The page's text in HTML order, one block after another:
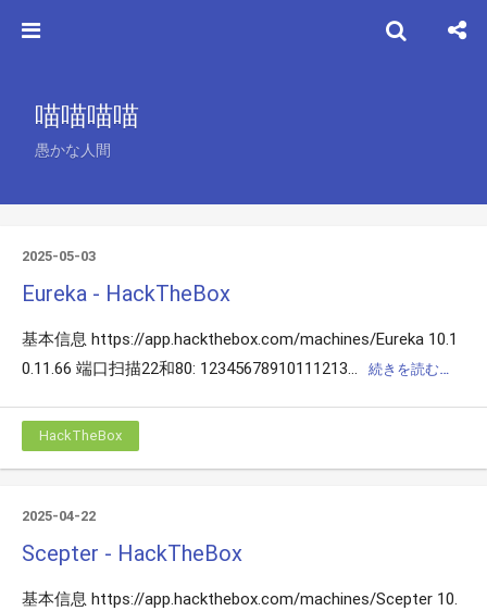
喵喵喵喵
愚かな人間
2025-05-03
Eureka - HackTheBox
基本信息 https://app.hackthebox.com/machines/Eureka 10.1
0.11.66 端口扫描22和80: 12345678910111213...
続きを読む…
HackTheBox
2025-04-22
Scepter - HackTheBox
基本信息 https://app.hackthebox.com/machines/Scepter 10.